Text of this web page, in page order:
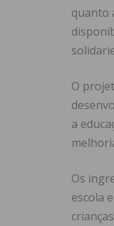
quanto
O
a
Os
escola